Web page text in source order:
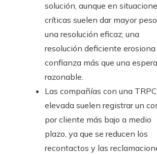
solución, aunque en
críticas suelen dar mayor
una resolución eficaz; una
resolución deficiente
confianza más que una espera
razonable.
Las compañías con una TRPC
elevada suelen registrar un
por cliente más bajo a medio
plazo, ya que se reducen los
recontactos y las